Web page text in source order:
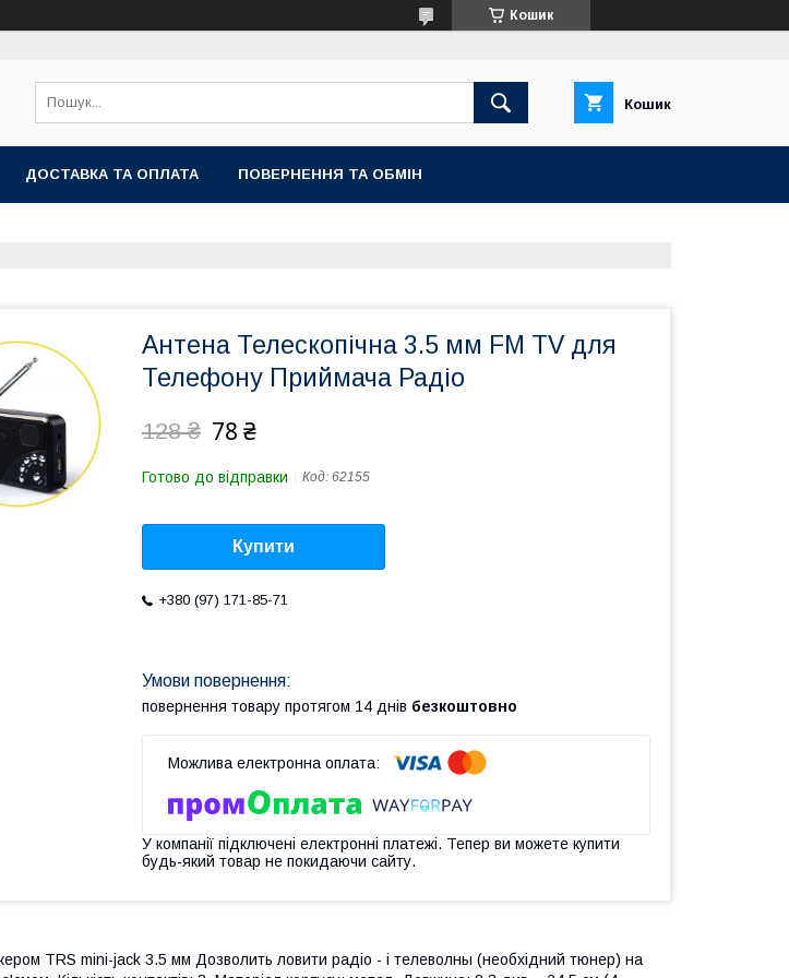
Кошик
Кошик
ДОСТАВКА ТА ОПЛАТА ПОВЕРНЕННЯ ТА ОБМІН
Антена Телескопічна 3.5 мм FM TV для
Телефону Приймача Радіо
128 ₴ 78 ₴
Готово до відправки Код: 62155
Купити
+380 (97) 171-85-71
повернення товару протягом 14 днів безкоштовно
У компанії підключені електронні платежі. Тепер ви можете купити
будь-який товар не покидаючи сайту.
TRS mini-jack 3.5 мм Дозволить ловити радіо - і телеволны (необхідний тюнер) на